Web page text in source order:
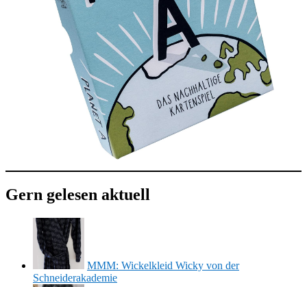
Gern gelesen aktuell
MMM: Wickelkleid Wicky von der
Schneiderakademie